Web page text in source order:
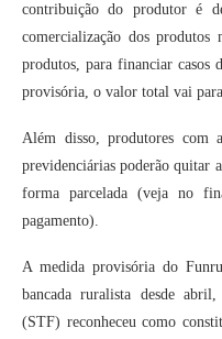
contribuição do produtor é
comercialização dos
produtos, para financiar casos
provisória, o valor total vai
Além disso, produtores com
previdenciárias poderão quitar
forma parcelada (veja no
pagamento).
A medida provisória do
bancada ruralista desde
(STF) reconheceu como